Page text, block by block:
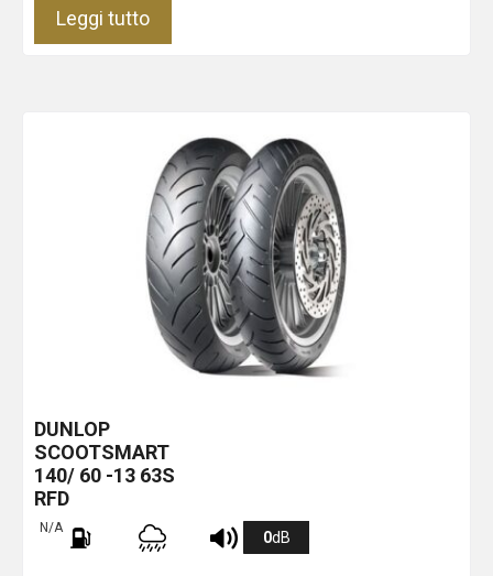
Leggi tutto
DUNLOP
SCOOTSMART
140/ 60 -13 63S
RFD
N/A
0dB